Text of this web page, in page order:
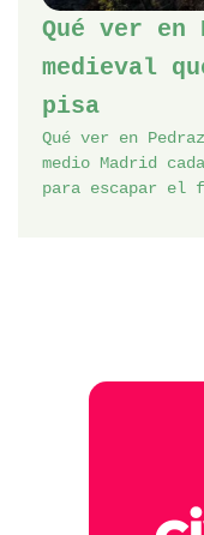
Qué ver
medieval
pisa
Qué ver en
medio Madrid
para escapar el